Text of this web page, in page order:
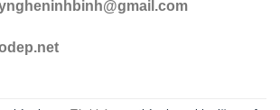
khu lăng mộ dòng họ bằng đá thanh hóa tại bình
khu lăng mộ dòng tộc bằng đá tại bình dương